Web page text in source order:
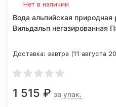
Нет в наличии
Вода альпийская
Вильдальп негазированная
Доставка: завтра (11 августа
1 515 ₽ за упак.